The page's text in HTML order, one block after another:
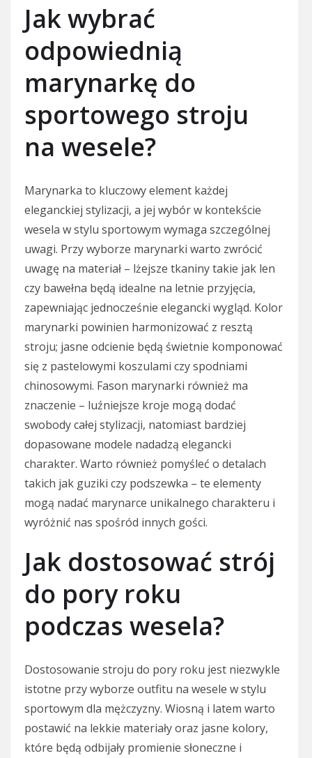
Jak wybrać
odpowiednią
marynarkę do
sportowego stroju
na wesele?
Marynarka to kluczowy element każdej
eleganckiej stylizacji, a jej wybór w kontekście
wesela w stylu sportowym wymaga szczególnej
uwagi. Przy wyborze marynarki warto zwrócić
uwagę na materiał – lżejsze tkaniny takie jak len
czy bawełna będą idealne na letnie przyjęcia,
zapewniając jednocześnie elegancki wygląd. Kolor
marynarki powinien harmonizować z resztą
stroju; jasne odcienie będą świetnie komponować
się z pastelowymi koszulami czy spodniami
chinosowymi. Fason marynarki również ma
znaczenie – luźniejsze kroje mogą dodać
swobody całej stylizacji, natomiast bardziej
dopasowane modele nadadzą elegancki
charakter. Warto również pomyśleć o detalach
takich jak guziki czy podszewka – te elementy
mogą nadać marynarce unikalnego charakteru i
wyróżnić nas spośród innych gości.
Jak dostosować strój
do pory roku
podczas wesela?
Dostosowanie stroju do pory roku jest niezwykle
istotne przy wyborze outfitu na wesele w stylu
sportowym dla mężczyzny. Wiosną i latem warto
postawić na lekkie materiały oraz jasne kolory,
które będą odbijały promienie słoneczne i